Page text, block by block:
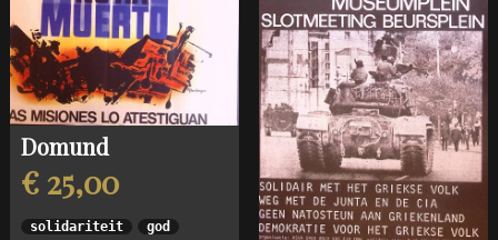
Domund
€ 25,00
solidariteit
god